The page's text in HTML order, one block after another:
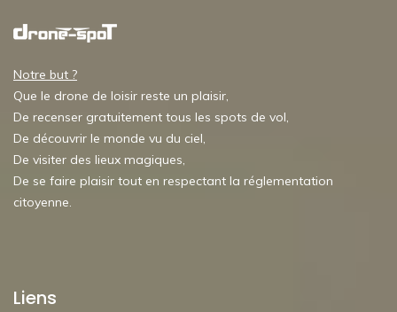
Notre but ?
Que le drone de loisir reste un plaisir,
De recenser gratuitement tous les spots de vol,
De découvrir le monde vu du ciel,
De visiter des lieux magiques,
De se faire plaisir tout en respectant la réglementation
citoyenne.
Liens